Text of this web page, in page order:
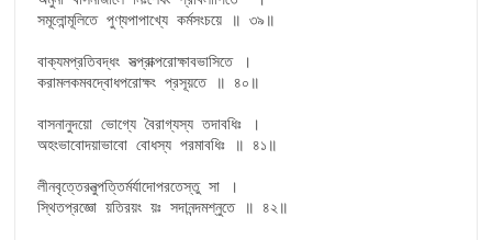
সমূলোন্মূলিতে পুণ্যপাপাখ্যে কর্মসংচয়ে ॥ ৩৯॥
বাক্যমপ্রতিবদ্ধং সত্প্রাক্পরোক্ষাবভাসিতে ।
করামলকমবদ্বোধপরোক্ষং প্রসূয়তে ॥ ৪০॥
বাসনানুদয়ো ভোগ্যে বৈরাগ্যস্য তদাবধিঃ ।
অহংভাবোদয়াভাবো বোধস্য পরমাবধিঃ ॥ ৪১॥
লীনবৃত্তেরনুত্পত্তির্মর্যাদোপরতেস্তু সা ।
স্থিতপ্রজ্ঞো য়তিরয়ং য়ঃ সদানন্দমশ্নুতে ॥ ৪২॥